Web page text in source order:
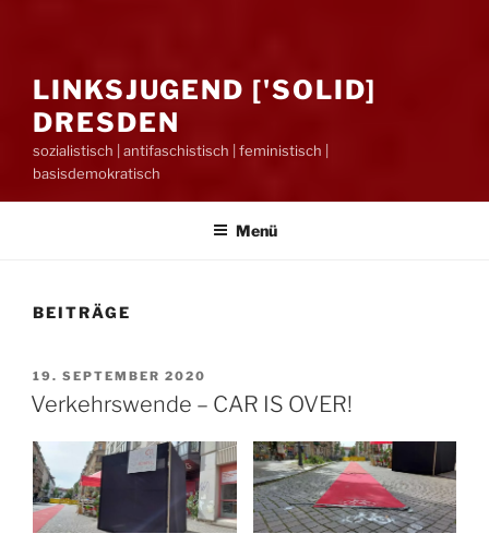
LINKSJUGEND ['SOLID]
DRESDEN
sozialistisch | antifaschistisch | feministisch |
basisdemokratisch
Menü
BEITRÄGE
VERÖFFENTLICHT
AM
19. SEPTEMBER 2020
Verkehrswende – CAR IS OVER!